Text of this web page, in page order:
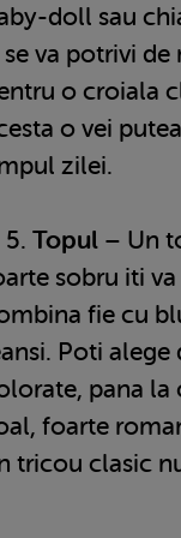
doll sau
se va potrivi
o croiala
o vei
zilei.
Topul – Un
sobru iti
fie cu
Poti
pana la
foarte
tricou clasic